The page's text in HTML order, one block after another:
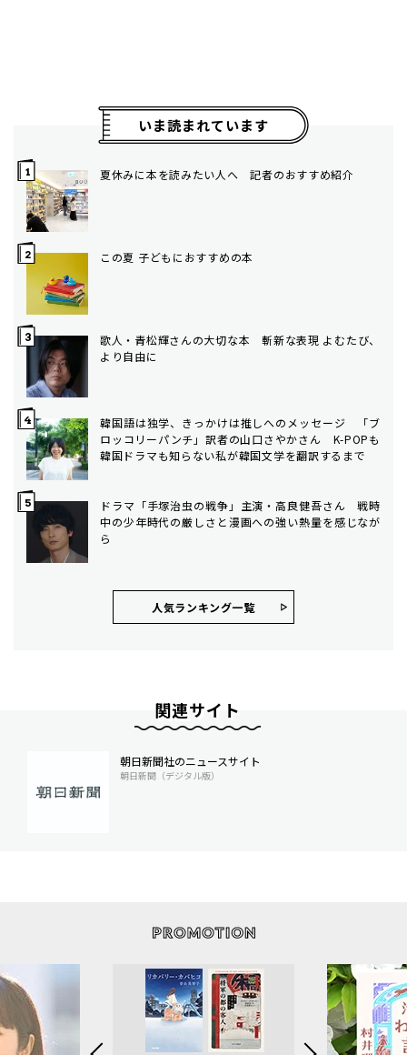
いま読まれています
夏休みに本を読みたい人へ 記者のおすすめ紹介
この夏 子どもにおすすめの本
歌人・青松輝さんの大切な本 斬新な表現 よむたび、
より自由に
韓国語は独学、きっかけは推しへのメッセージ 「ブ
ロッコリーパンチ」訳者の山口さやかさん K-POPも
韓国ドラマも知らない私が韓国文学を翻訳するまで
ドラマ「手塚治虫の戦争」主演・高良健吾さん 戦時
中の少年時代の厳しさと漫画への強い熱量を感じなが
ら
人気ランキング⼀覧
関連サイト
朝日新聞社のニュースサイト
朝日新聞（デジタル版）